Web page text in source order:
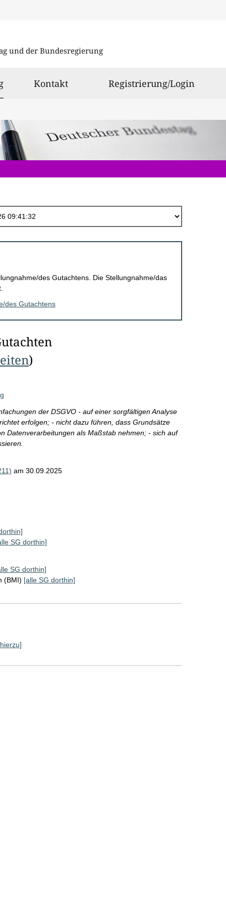
und der Bundesregierung
ausgewählt
Kontakt Registrierung/Login
des Gutachtens. Die Stellungnahme/das
des Gutachtens
)
der DSGVO - auf einer sorgfältigen Analyse
erfolgen; - nicht dazu führen, dass Grundsätze
Datenverarbeitungen als Maßstab nehmen; - sich auf
am 30.09.2025
SG dorthin]
SG dorthin]
(BMI) [alle SG dorthin]